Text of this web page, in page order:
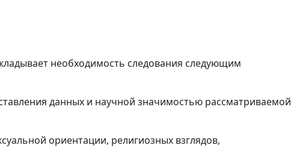
необходимость следования следующим
данных и научной значимостью рассматриваемой
ориентации, религиозных взглядов,